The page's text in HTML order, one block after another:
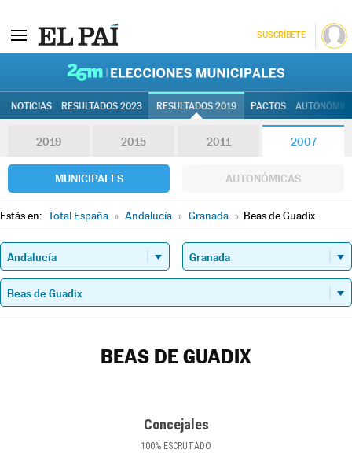
SUSCRÍBETE
NOTICIAS RESULTADOS 2023 RESULTADOS 2019 PACTOS
2019 2015 2011 2007
MUNICIPALES AUTONÓMICAS
Estás en: Total España » Andalucía » Granada » Beas de Guadix
BEAS DE GUADIX
Concejales
100% ESCRUTADO